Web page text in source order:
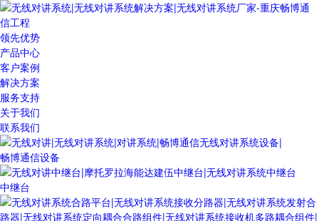
领先优势
产品中心
客户案例
解决方案
服务支持
关于我们
联系我们
畅博通信设备
中继台